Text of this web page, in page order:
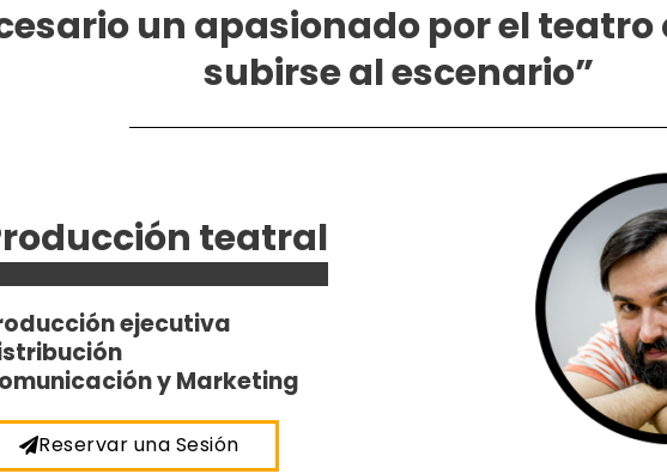
un apasionado por el
subirse al escenario”
teatral
ejecutiva
y Marketing
Reservar una Sesión